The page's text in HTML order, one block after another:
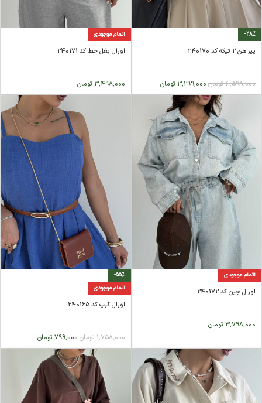
-28%
پیراهن 2 تیکه کد 240170
4,598,000تومان 3,299,000 تومان
اتمام موجودی
اورال بغل خط کد 240171
3,498,000 تومان
اتمام موجودی
اورال جین کد 240172
3,798,000 تومان
-55%
اتمام موجودی
اورال کرپ کد 240165
1,758,000تومان 799,000 تومان